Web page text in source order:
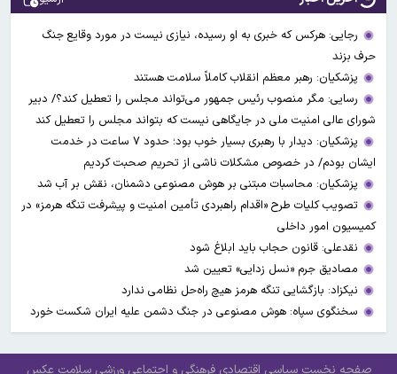
رجایی: هرکس که خبری به او رسیده، نیازی نیست در مورد وقایع جنگ
حرف بزند
پزشکیان: رهبر معظم انقلاب کاملاً سلامت هستند
رسایی: مگر منصوب رئیس جمهور می‌تواند مجلس را تعطیل کند؟/ دبیر
شورای عالی امنیت ملی در جایگاهی نیست که بتواند مجلس را تعطیل کند
پزشکیان: دیدار با رهبری بسیار خوب بود؛ حدود ۷ ساعت در خدمت
ایشان بودم/ در خصوص مشکلات ناشی از تحریم صحبت کردیم
پزشکیان: محاسبات مبتنی بر هوش مصنوعی دشمنان، نقش بر آب شد
تصویب کلیات طرح «اقدام راهبردی تأمین امنیت و پیشرفت تنگه هرمز» در
کمیسیون امور داخلی
نقدعلی: قانون حجاب باید ابلاغ شود
مصادیق جرم «نسل زدایی» تعیین شد
نیکزاد: بازگشایی تنگه هرمز هیچ راه‌حل نظامی ندارد
سخنگوی سپاه: هوش مصنوعی در جنگ دشمن علیه ایران شکست خورد
صفحه نخست سیاسی اقتصادی فرهنگی و اجتماعی ورزشی سلامت عکس